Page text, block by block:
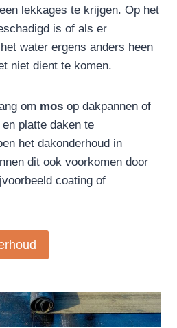
lekkages te krijgen. Op het
is of als er
water ergens anders heen
niet dient te komen.
om mos op dakpannen of
platte daken te
het dakonderhoud in
dit ook voorkomen door
coating of